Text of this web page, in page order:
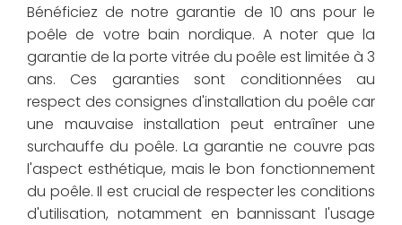
Bénéficiez de notre garantie de 10 ans pour le
poêle de votre bain nordique. A noter que la
garantie de la porte vitrée du poêle est limitée à 3
ans. Ces garanties sont conditionnées au
respect des consignes d'installation du poêle car
une mauvaise installation peut entraîner une
surchauffe du poêle. La garantie ne couvre pas
l'aspect esthétique, mais le bon fonctionnement
du poêle. Il est crucial de respecter les conditions
d'utilisation, notamment en bannissant l'usage